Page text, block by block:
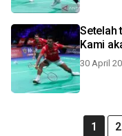
Setelah
Kami
30 April
1 2